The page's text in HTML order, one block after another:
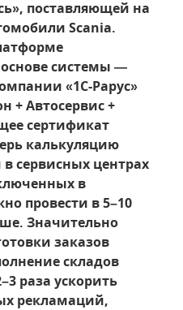
поставляющей на
Scania.
системы —
«1С-Рарус»
+ Автосервис +
сертификат
калькуляцию
сервисных центрах
в
провести в 5–10
Значительно
заказов
складов
раза ускорить
рекламаций,